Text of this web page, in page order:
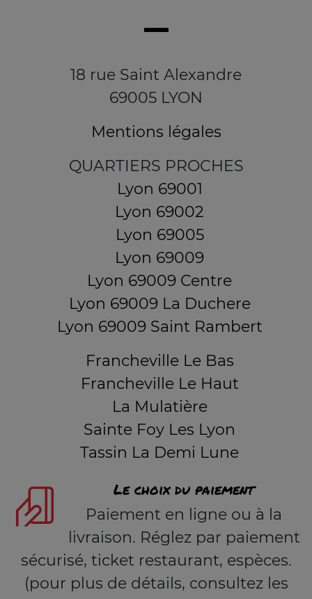
18 rue Saint Alexandre
69005 LYON
Mentions légales
QUARTIERS PROCHES
Lyon 69001
Lyon 69002
Lyon 69005
Lyon 69009
Lyon 69009 Centre
Lyon 69009 La Duchere
Lyon 69009 Saint Rambert
Francheville Le Bas
Francheville Le Haut
La Mulatière
Sainte Foy Les Lyon
Tassin La Demi Lune
Le choix du paiement
Paiement en ligne ou à la
livraison. Réglez par paiement
sécurisé, ticket restaurant, espèces.
(pour plus de détails, consultez les